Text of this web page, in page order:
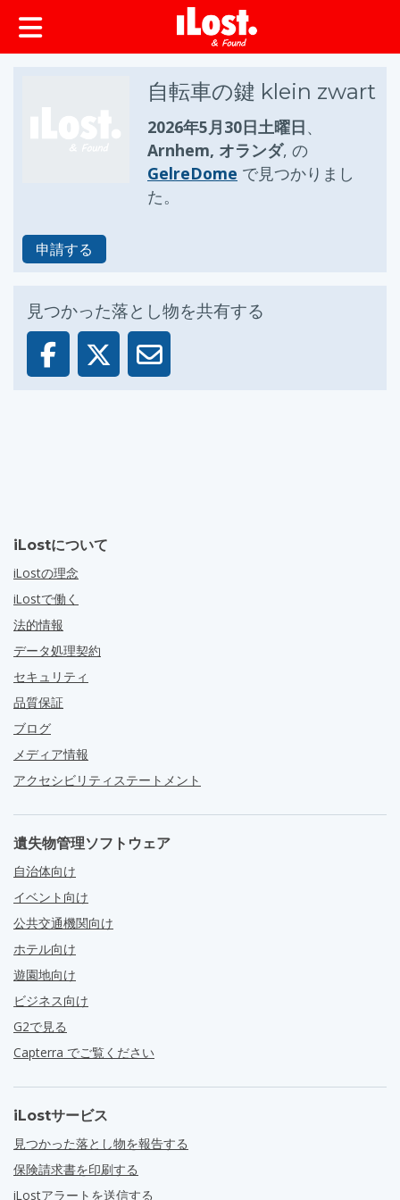
ップ
自転車の鍵 klein zwart
2026年5月30日土曜日、
Arnhem, オランダ, の
GelreDome で見つかりまし
た。
申請する
見つかった落とし物を共有する
iLostについて
iLostの理念
iLostで働く
法的情報
データ処理契約
セキュリティ
品質保証
ブログ
メディア情報
アクセシビリティステートメント
遺失物管理ソフトウェア
自治体向け
イベント向け
公共交通機関向け
ホテル向け
遊園地向け
ビジネス向け
G2で見る
Capterra でご覧ください
iLostサービス
見つかった落とし物を報告する
保険請求書を印刷する
iLostアラートを送信する